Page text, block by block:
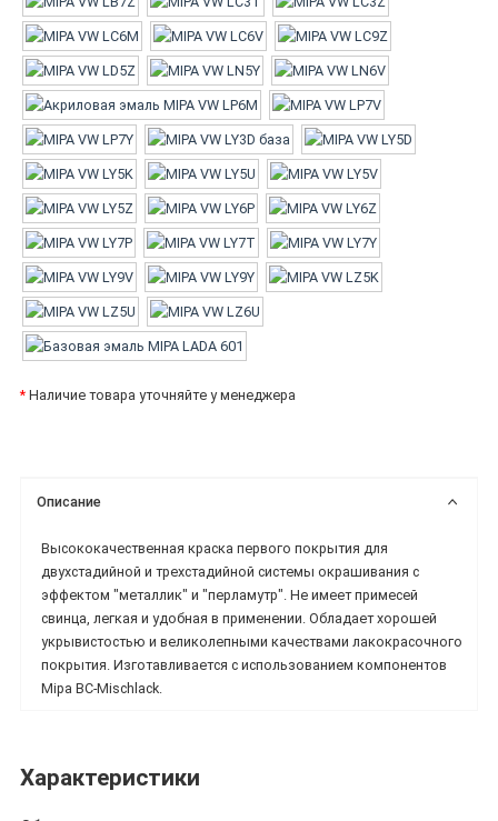
* Наличие товара уточняйте у менеджера
Описание
Высококачественная краска первого покрытия для
двухстадийной и трехстадийной системы окрашивания с
эффектом "металлик" и "перламутр". Не имеет примесей
свинца, легкая и удобная в применении. Обладает хорошей
укрывистостью и великолепными качествами лакокрасочного
покрытия. Изготавливается с использованием компонентов
Mipa BC-Mischlack.
Характеристики